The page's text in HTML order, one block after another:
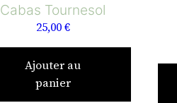
Cabas Tournesol
25,00€
Ajouter au
panier